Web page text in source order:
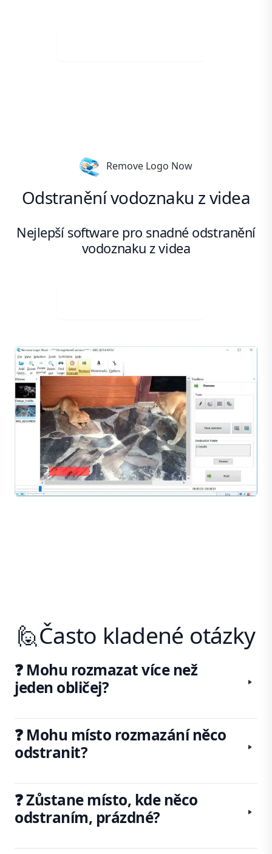
Remove Logo Now
Odstranění vodoznaku z videa
Nejlepší software pro snadné odstranění
vodoznaku z videa
🙋Často kladené otázky
❓ Mohu rozmazat více než
jeden obličej?
❓ Mohu místo rozmazání něco
odstranit?
❓ Zůstane místo, kde něco
odstraním, prázdné?